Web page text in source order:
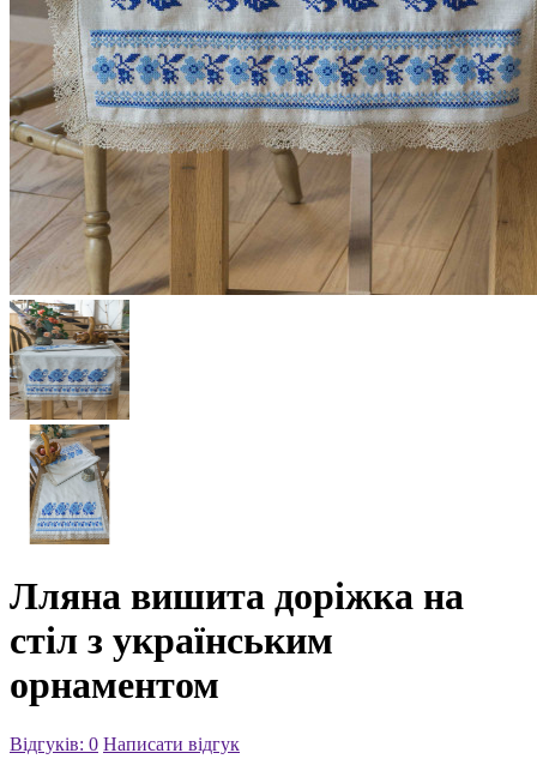
Лляна вишита доріжка на
стіл з українським
орнаментом
Відгуків: 0 Написати відгук